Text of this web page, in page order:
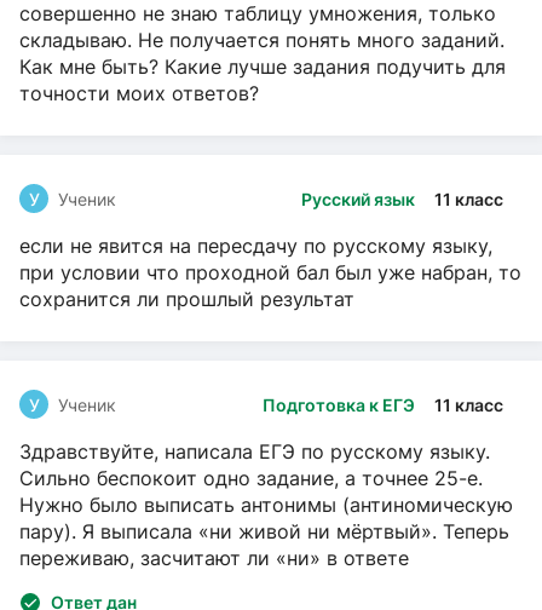
совершенно не знаю таблицу умножения, только
складываю. Не получается понять много заданий.
Как мне быть? Какие лучше задания подучить для
точности моих ответов?
Русский язык 11 класс
У Ученик
если не явится на пересдачу по русскому языку,
при условии что проходной бал был уже набран, то
сохранится ли прошлый результат
Подготовка к ЕГЭ 11 класс
У Ученик
Здравствуйте, написала ЕГЭ по русскому языку.
Сильно беспокоит одно задание, а точнее 25-е.
Нужно было выписать антонимы (антиномическую
пару). Я выписала «ни живой ни мёртвый». Теперь
переживаю, засчитают ли «ни» в ответе
Ответ дан